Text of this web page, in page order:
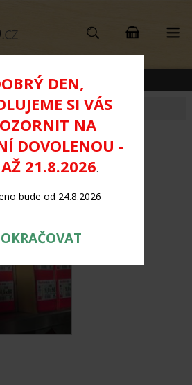
DEN,
SI VÁS
NA
DOVOLENOU -
21.8.2026.
bude od 24.8.2026
PRODUKTŮ
DŘEVA>Vrut do dřeva FISCHER
4,5x80mm - 200